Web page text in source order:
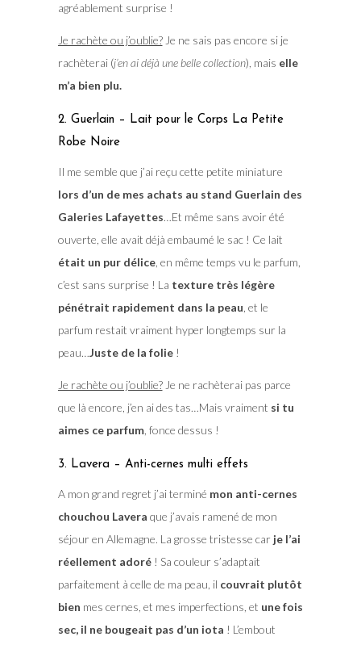
agréablement surprise !
Je rachète ou j’oublie?Je ne sais pas encore si je
rachèterai (j’en ai déjà une belle collection), mais elle
m’a bien plu.
2. Guerlain – Lait pour le Corps La Petite
Robe Noire
Il me semble que j’ai reçu cette petite miniature
lors d’un de mes achats au stand Guerlain des
Galeries Lafayettes…Et même sans avoir été
ouverte, elle avait déjà embaumé le sac ! Ce lait
était un pur délice, en même temps vu le parfum,
c’est sans surprise ! La texture très légère
pénétrait rapidement dans la peau , et le
parfum restait vraiment hyper longtemps sur la
peau…Juste de la folie!
Je rachète ou j’oublie?Je ne rachèterai pas parce
que là encore, j’en ai des tas…Mais vraiment si tu
aimes ce parfum, fonce dessus !
3. Lavera – Anti-cernes multi effets
A mon grand regret j’ai terminé mon anti-cernes
chouchou Lavera que j’avais ramené de mon
séjour en Allemagne. La grosse tristesse car je l’ai
réellement adoré! Sa couleur s’adaptait
parfaitement à celle de ma peau, il couvrait plutôt
bien mes cernes, et mes imperfections, et une fois
sec, il ne bougeait pas d’un iota ! L’embout